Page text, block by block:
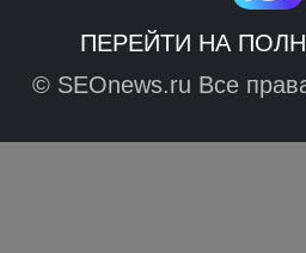
ПЕРЕЙТИ НА
© SEOnews.ru Все